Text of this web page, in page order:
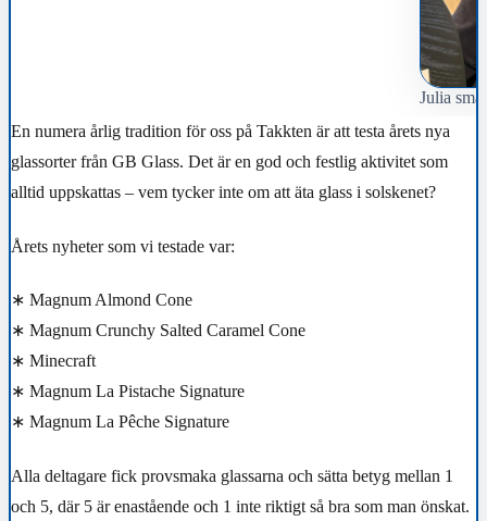
Julia
En numera årlig tradition för oss på Takkten är att testa årets nya
glassorter från GB Glass. Det är en god och festlig aktivitet som
alltid uppskattas – vem tycker inte om att äta glass i solskenet?
Årets nyheter som vi testade var:
∗ Magnum Almond Cone
∗ Magnum Crunchy Salted Caramel Cone
∗ Minecraft
∗ Magnum La Pistache Signature
∗ Magnum La Pêche Signature
Alla deltagare fick provsmaka glassarna och sätta betyg mellan 1
och 5, där 5 är enastående och 1 inte riktigt så bra som man önskat.